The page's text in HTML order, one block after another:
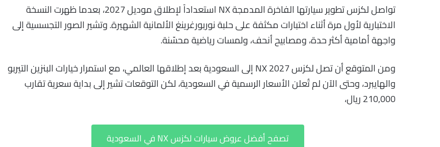
تواصل لكزس تطوير سيارتها الفاخرة المدمجة NX استعداداً لإطلاق موديل 2027، بعدما ظهرت النسخة
الاختبارية لأول مرة أثناء اختبارات مكثفة على حلبة نوربورغرينغ الألمانية الشهيرة. وتشير الصور التجسسية إلى
واجهة أمامية أكثر حدة، ومصابيح أنحف، ولمسات رياضية محسّنة.
ومن المتوقع أن تصل لكزس NX 2027 إلى السعودية بعد إطلاقها العالمي، مع استمرار خيارات البنزين التيربو
والهايبرد، وحتى الآن لم تُعلن الأسعار الرسمية في السعودية، لكن التوقعات تشير إلى بداية سعرية تقارب
210,000 ريال،
تصفح أفضل عروض سيارات لكزس NX في السعودية